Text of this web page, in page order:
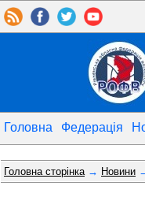
Головна Федерація
Головна сторінка→ Новини